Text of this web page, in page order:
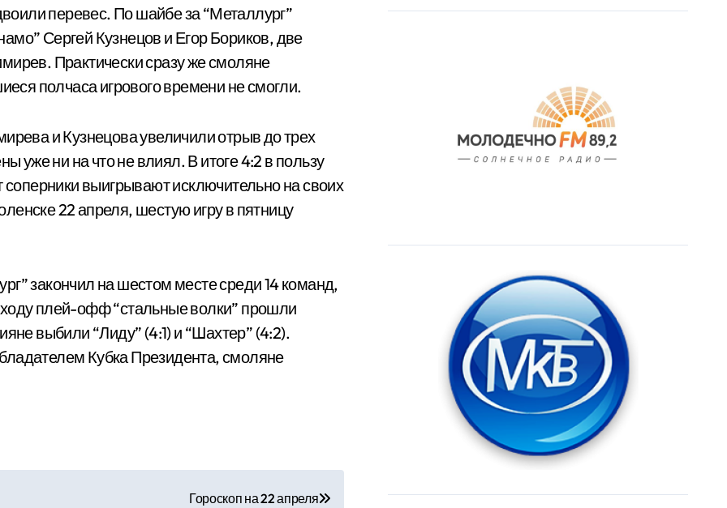
перевес. По шайбе за “Металлург”
Сергей Кузнецов и Егор Бориков, две
Практически сразу же смоляне
полчаса игрового времени не смогли.
и Кузнецова увеличили отрыв до трех
уже ни на что не влиял. В итоге 4:2 в пользу
выигрывают исключительно на своих
22 апреля, шестую игру в пятницу
закончил на шестом месте среди 14 команд,
плей-офф “стальные волки” прошли
выбили “Лиду” (4:1) и “Шахтер” (4:2).
Кубка Президента, смоляне
Гороскоп на 22 апреля